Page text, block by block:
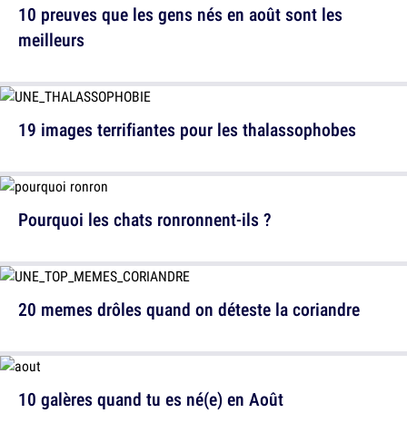
19 images terrifiantes pour les thalassophobes
20 memes drôles quand on déteste la coriandre
10 preuves que les gens nés en août sont les
meilleurs
Pourquoi les chats ronronnent-ils ?
10 galères quand tu es né(e) en Août